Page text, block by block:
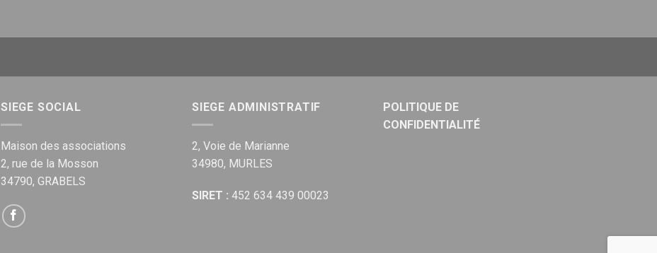
SIEGE SOCIAL
Maison des associations
2, rue de la Mosson
34790, GRABELS
SIEGE ADMINISTRATIF
2, Voie de Marianne
34980, MURLES
SIRET : 452 634 439 00023
POLITIQUE DE
CONFIDENTIALITÉ